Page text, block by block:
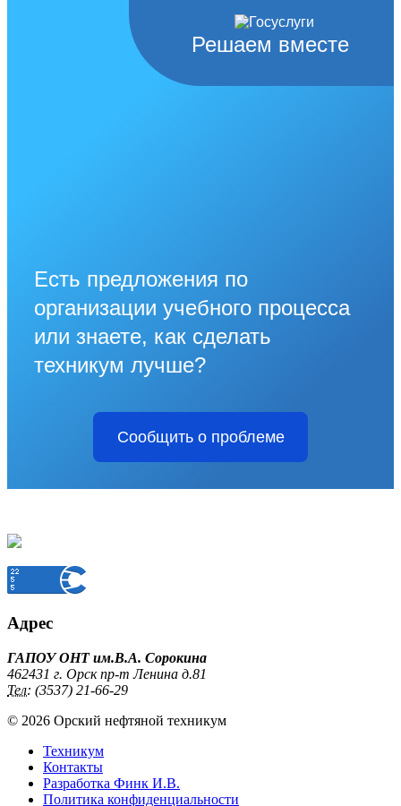
Решаем вместе
Есть предложения по
организации учебного процесса
или знаете, как сделать
техникум лучше?
Сообщить о проблеме
Адрес
ГАПОУ ОНТ им.В.А. Сорокина
462431 г. Орск пр-т Ленина д.81
Тел: (3537) 21-66-29
© 2026 Орский нефтяной техникум
Техникум
Контакты
Разработка Финк И.В.
Политика конфиденциальности